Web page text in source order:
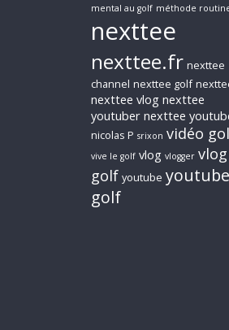
mental au golf méthode
nexttee
nexttee.fr nexttee
channel nexttee golf
nexttee vlog nexttee
youtuber nexttee
nicolas P srixon vidéo
vive le golf vlog vlogger vlog
golf youtube
golf